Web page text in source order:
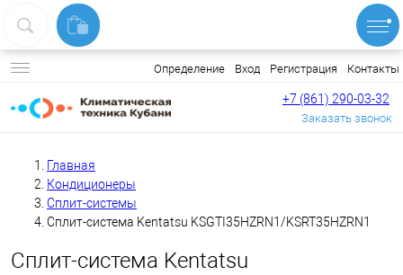
Определение Вход Регистрация Контакты
+7 (861) 290-03-32
Заказать звонок
Главная
Кондиционеры
Сплит-системы
Сплит-система Kentatsu KSGTI35HZRN1/KSRT35HZRN1
Сплит-система Kentatsu